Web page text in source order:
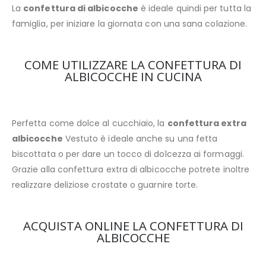
La confettura di albicocche è ideale quindi per tutta la
famiglia, per iniziare la giornata con una sana colazione.
COME UTILIZZARE LA CONFETTURA DI
ALBICOCCHE IN CUCINA
Perfetta come dolce al cucchiaio, la confettura extra
albicocche Vestuto è ideale anche su una fetta
biscottata o per dare un tocco di dolcezza ai formaggi.
Grazie alla confettura extra di albicocche potrete inoltre
realizzare deliziose crostate o guarnire torte.
ACQUISTA ONLINE LA CONFETTURA DI
ALBICOCCHE